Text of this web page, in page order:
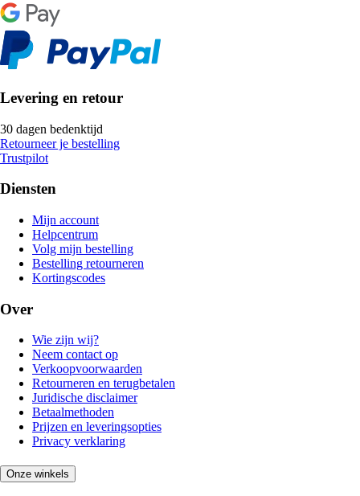
Levering en retour
30 dagen bedenktijd
Retourneer je bestelling
Trustpilot
Diensten
Mijn account
Helpcentrum
Volg mijn bestelling
Bestelling retourneren
Kortingscodes
Over
Wie zijn wij?
Neem contact op
Verkoopvoorwaarden
Retourneren en terugbetalen
Juridische disclaimer
Betaalmethoden
Prijzen en leveringsopties
Privacy verklaring
Onze winkels